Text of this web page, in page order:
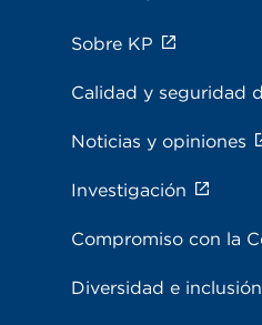
Sobre KP
Calidad y seguridad
Noticias y opiniones
Investigación
Compromiso con la
Diversidad e inclusión